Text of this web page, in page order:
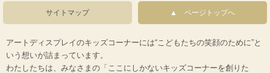
サイトマップ ページトップへ
アートディスプレイのキッズコーナーには“こどもたちの笑顔のために”と
いう想いが詰まっています。
わたしたちは、みなさまの「ここにしかないキッズコーナーを創りた